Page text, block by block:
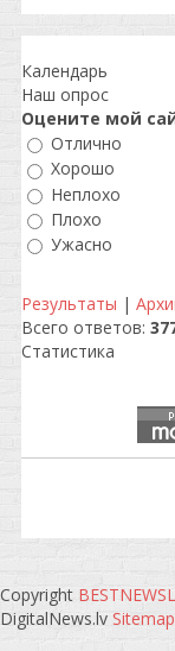
Календарь
Наш опрос
Оцените мой
Отлично
Хорошо
Неплохо
Плохо
Ужасно
Результаты |
Всего ответов:
Статистика
Copyright
DigitalNews.lv Sitemap